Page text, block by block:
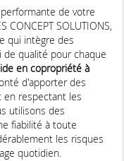
de votre
CONCEPT SOLUTIONS,
qui intègre des
qualité pour chaque
en copropriété à
d'apporter des
respectant les
utilisons des
fiabilité à toute
les risques
quotidien.